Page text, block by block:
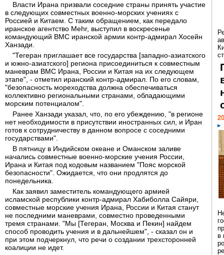
Власти Ирана призвали соседние страны принять участие
в следующих совместных военно-морских учениях с
Россией и Китаем. С таким обращением, как передало
иранское агентство Mehr, выступил в воскресенье
командующий ВМС иранской армии контр-адмирал Хосейн
Ханзади.
"Тегеран приглашает все государства [западно-азиатского
и южно-азиатского] региона присоединиться к совместным
маневрам ВМС Ирана, России и Китая на их следующем
этапе", - отметил иранский контр-адмирал. По его словам,
"безопасность мореходства должна обеспечиваться
коллективно региональными странами, обладающими
морским потенциалом".
Ранее Ханзади указал, что, по его убеждению, "в регионе
нет необходимости в присутствии иностранных сил, и Иран
готов к сотрудничеству в данном вопросе с соседними
государствами".
В пятницу в Индийском океане и Оманском заливе
начались совместные военно-морские учения России,
Ирана и Китая под кодовым названием "Пояс морской
безопасности". Ожидается, что они продлятся до
понедельника.
Как заявил заместитель командующего армией
исламской республики контр-адмирал Хабиболла Сайяри,
совместные морские учения Ирана, России и Китая станут
не последними маневрами, совместно проведенными
тремя странами. "Мы [Тегеран, Москва и Пекин] найдем
способ проводить учения и в дальнейшем", - сказал он и
при этом подчеркнул, что речи о создании трехсторонней
коалиции не идет.
в